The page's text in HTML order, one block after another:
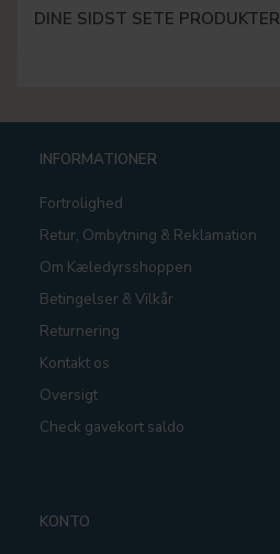
DINE SIDST SETE PRODUKTER
INFORMATIONER
Fortrolighed
Retur, Ombytning & Reklamation
Om Kæledyrsshoppen
Betingelser & Vilkår
Returnering
Kontakt os
Oversigt
Check gavekort saldo
KONTO